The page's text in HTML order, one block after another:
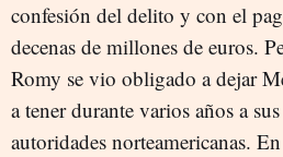
confesión del delito y con el
decenas de millones de euros.
Romy se vio obligado a dejar
a tener durante varios años a
autoridades norteamericanas.